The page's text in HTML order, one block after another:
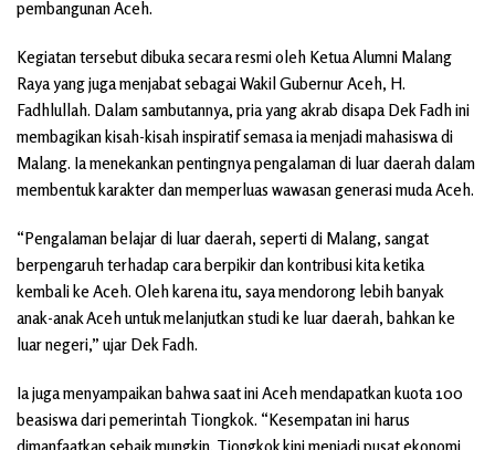
pembangunan Aceh.
Kegiatan tersebut dibuka secara resmi oleh Ketua Alumni Malang
Raya yang juga menjabat sebagai Wakil Gubernur Aceh, H.
Fadhlullah. Dalam sambutannya, pria yang akrab disapa Dek Fadh ini
membagikan kisah-kisah inspiratif semasa ia menjadi mahasiswa di
Malang. Ia menekankan pentingnya pengalaman di luar daerah dalam
membentuk karakter dan memperluas wawasan generasi muda Aceh.
“Pengalaman belajar di luar daerah, seperti di Malang, sangat
berpengaruh terhadap cara berpikir dan kontribusi kita ketika
kembali ke Aceh. Oleh karena itu, saya mendorong lebih banyak
anak-anak Aceh untuk melanjutkan studi ke luar daerah, bahkan ke
luar negeri,” ujar Dek Fadh.
Ia juga menyampaikan bahwa saat ini Aceh mendapatkan kuota 100
beasiswa dari pemerintah Tiongkok. “Kesempatan ini harus